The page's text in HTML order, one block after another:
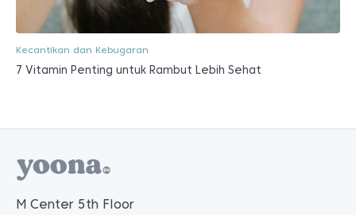
Kecantikan dan Kebugaran
7 Vitamin Penting untuk Rambut Lebih Sehat
M Center 5th Floor